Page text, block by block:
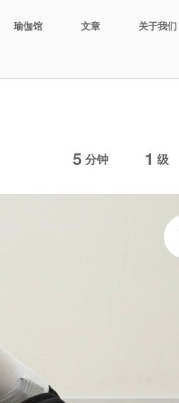
瑜伽馆 文章 关于我们
5 分钟 1 级